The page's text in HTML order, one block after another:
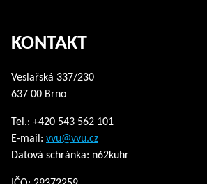
KONTAKT
Veslařská 337/230
637 00 Brno
Tel.: +420 543 562 101
E-mail: vvu@vvu.cz
Datová schránka: n62kuhr